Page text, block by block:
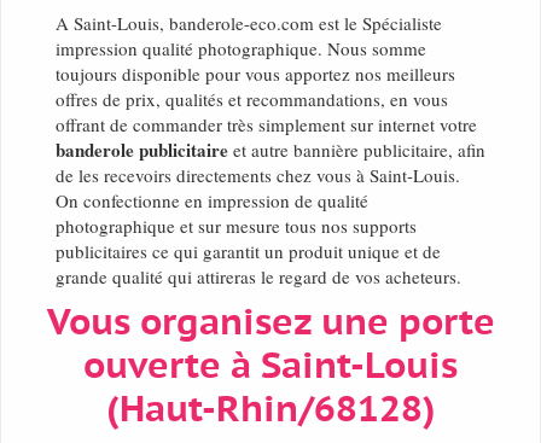
A Saint-Louis, banderole-eco.com est le Spécialiste
impression qualité photographique. Nous somme
toujours disponible pour vous apportez nos meilleurs
offres de prix, qualités et recommandations, en vous
offrant de commander très simplement sur internet votre
banderole publicitaire et autre bannière publicitaire, afin
de les recevoirs directements chez vous à Saint-Louis.
On confectionne en impression de qualité
photographique et sur mesure tous nos supports
publicitaires ce qui garantit un produit unique et de
grande qualité qui attireras le regard de vos acheteurs.
Vous organisez une porte
ouverte à Saint-Louis
(Haut-Rhin/68128)